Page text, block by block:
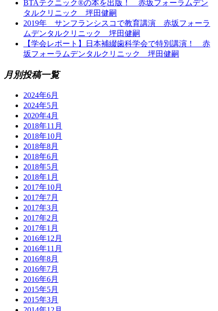
BTAテクニック®の本を出版！ 赤坂フォーラムデン
タルクリニック 坪田健嗣
2019年 サンフランシスコで教育講演 赤坂フォーラ
ムデンタルクリニック 坪田健嗣
【学会レポート】日本補綴歯科学会で特別講演！ 赤
坂フォーラムデンタルクリニック 坪田健嗣
月別投稿一覧
2024年6月
2024年5月
2020年4月
2018年11月
2018年10月
2018年8月
2018年6月
2018年5月
2018年1月
2017年10月
2017年7月
2017年3月
2017年2月
2017年1月
2016年12月
2016年11月
2016年8月
2016年7月
2016年6月
2015年5月
2015年3月